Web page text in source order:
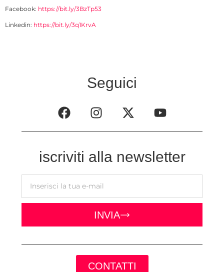
Facebook: https://bit.ly/3BzTp53
Linkedin: https://bit.ly/3q1KrvA
Seguici
iscriviti alla newsletter
INVIA
CONTATTI